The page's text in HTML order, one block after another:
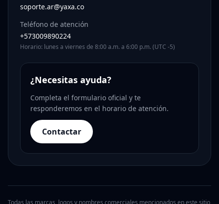
soporte.ar@yaxa.co
Teléfono de atención
+573009890224
Horario: lunes a viernes de 8:00 a.m. a 6:00 p.m. (UTC -5)
¿Necesitas ayuda?
Completa el formulario oficial y te
responderemos en el horario de atención.
Contactar
Todas las marcas, logos y nombres comerciales mencionados en este sitio